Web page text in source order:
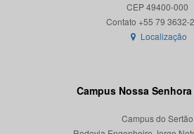
CEP 49400-000
Localização
Campus Nossa
Campus do Sertão